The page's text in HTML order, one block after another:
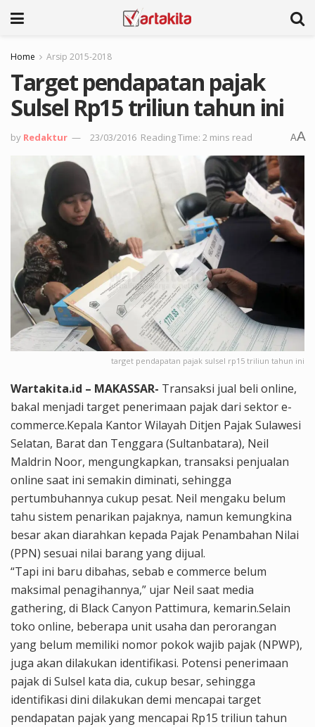
Home Arsip 2015-2018
Target pendapatan pajak
Sulsel Rp15 triliun tahun ini
by Redaktur 23/03/2016 Reading Time: 2 mins read AA
target pendapatan pajak sulsel rp15 triliun tahun ini
Wartakita.id – MAKASSAR- Transaksi jual beli online,
bakal menjadi target penerimaan pajak dari sektor e-
commerce.Kepala Kantor Wilayah Ditjen Pajak Sulawesi
Selatan, Barat dan Tenggara (Sultanbatara), Neil
Maldrin Noor, mengungkapkan, transaksi penjualan
online saat ini semakin diminati, sehingga
pertumbuhannya cukup pesat. Neil mengaku belum
tahu sistem penarikan pajaknya, namun kemungkina
besar akan diarahkan kepada Pajak Penambahan Nilai
(PPN) sesuai nilai barang yang dijual.
“Tapi ini baru dibahas, sebab e commerce belum
maksimal penagihannya,” ujar Neil saat media
gathering, di Black Canyon Pattimura, kemarin.Selain
toko online, beberapa unit usaha dan perorangan
yang belum memiliki nomor pokok wajib pajak (NPWP),
juga akan dilakukan identifikasi. Potensi penerimaan
pajak di Sulsel kata dia, cukup besar, sehingga
identifikasi dini dilakukan demi mencapai target
pendapatan pajak yang mencapai Rp15 triliun tahun